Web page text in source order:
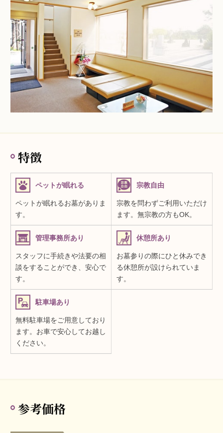
特徴
ペットが眠れる
ペットが眠れるお墓がありま
す。
宗教自由
宗教を問わずご利用いただけ
ます。無宗教の方もOK。
管理事務所あり
スタッフに手続きや法要の相
談をすることができ、安心で
す。
休憩所あり
お墓参りの際にひと休みでき
る休憩所が設けられていま
す。
駐車場あり
無料駐車場をご用意しており
ます。お車で安心してお越し
ください。
参考価格